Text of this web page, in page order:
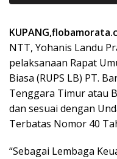
NTT, Yohanis Landu
pelaksanaan Rapat
Biasa (RUPS LB) PT.
Tenggara Timur atau
dan sesuai dengan
Terbatas Nomor 40
“Sebagai Lembaga